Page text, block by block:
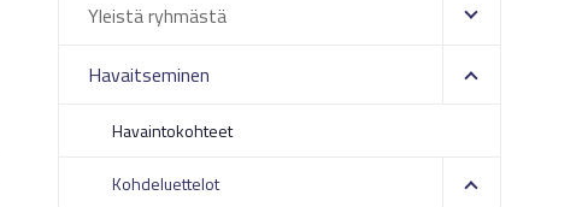
Yleistä ryhmästä
Havaitseminen
Havaintokohteet
Kohdeluettelot